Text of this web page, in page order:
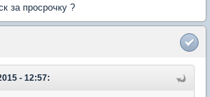
за просрочку ?
- 12:57: